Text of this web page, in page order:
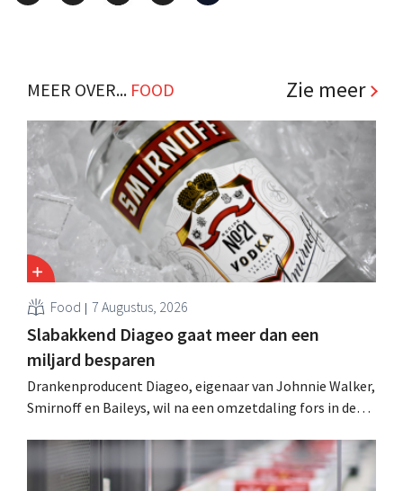
MEER OVER... FOOD Zie meer
Food 7 Augustus, 2026
Slabakkend Diageo gaat meer dan een
miljard besparen
Drankenproducent Diageo, eigenaar van Johnnie Walker,
Smirnoff en Baileys, wil na een omzetdaling fors in de
andere Guiness en voorgemixte cocktails.